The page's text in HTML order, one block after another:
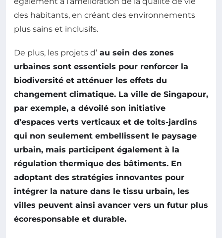
des habitants, en créant des environnements
plus sains et inclusifs.
De plus, les projets d’ au sein des zones
urbaines sont essentiels pour renforcer la
biodiversité et atténuer les effets du
changement climatique. La ville de Singapour,
par exemple, a dévoilé son initiative
d’espaces verts verticaux et de toits-jardins
qui non seulement embellissent le paysage
urbain, mais participent également à la
régulation thermique des bâtiments. En
adoptant des stratégies innovantes pour
intégrer la nature dans le tissu urbain, les
villes peuvent ainsi avancer vers un futur plus
écoresponsable et durable.